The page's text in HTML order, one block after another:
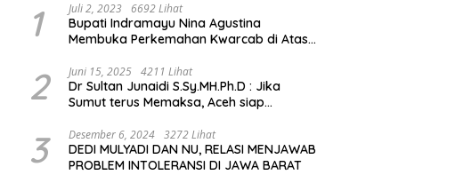
1 Juli 2, 2023 6692 Lihat
Bupati Indramayu Nina Agustina
Membuka Perkemahan Kwarcab di Atas
2 Juni 15, 2025 4211 Lihat
Dr Sultan Junaidi S.Sy.MH.Ph.D : Jika
Sumut terus Memaksa, Aceh siap
Internasional
3 Desember 6, 2024 3272 Lihat
DEDI MULYADI DAN NU, RELASI MENJAWAB
PROBLEM INTOLERANSI DI JAWA BARAT